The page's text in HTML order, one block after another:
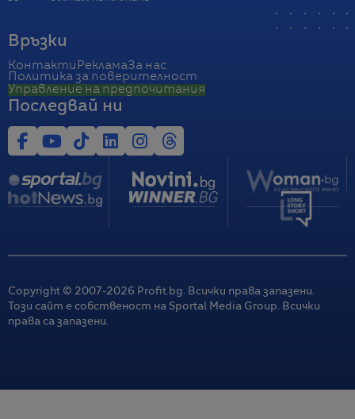
Връзки
Контакти РекламаЗа нас
Политика за поверителност
Управление на предпочитания
Последвай ни
Copyright © 2007-2026 Profit.bg. Всички права запазени.
Този сайт е собственост на Sportal Media Group. Всички
права са запазени.